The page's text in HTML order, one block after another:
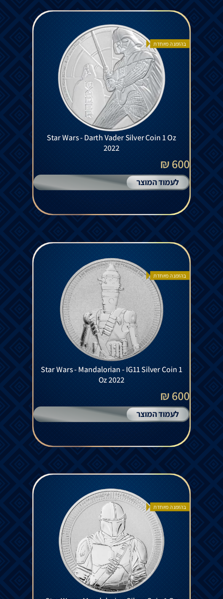
בהזמנה מיוחדת
Star Wars - Darth Vader Silver Coin 1 Oz
2022
600 ₪
לעמוד המוצר
בהזמנה מיוחדת
Star Wars - Mandalorian - IG11 Silver Coin 1
Oz 2022
600 ₪
לעמוד המוצר
בהזמנה מיוחדת